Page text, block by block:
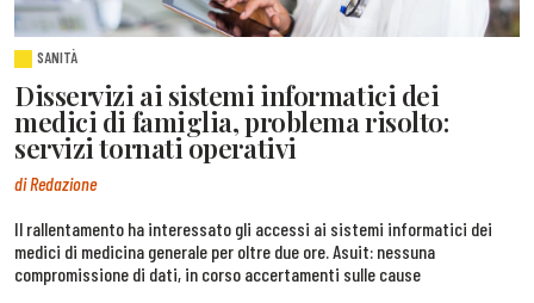
SANITÀ
Disservizi ai sistemi informatici dei
medici di famiglia, problema risolto:
servizi tornati operativi
di Redazione
Il rallentamento ha interessato gli accessi ai sistemi informatici dei
medici di medicina generale per oltre due ore. Asuit: nessuna
compromissione di dati, in corso accertamenti sulle cause